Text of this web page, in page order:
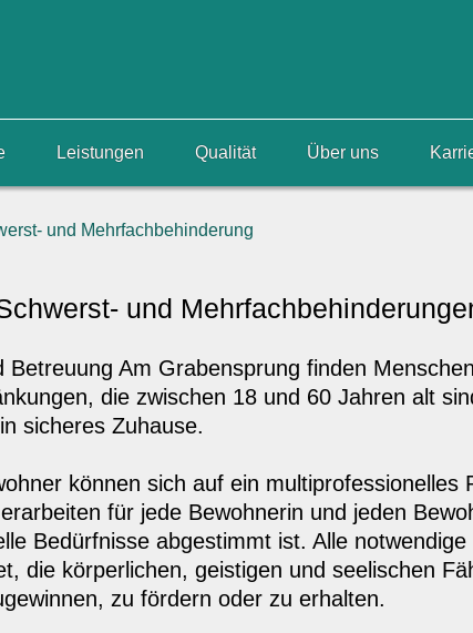
Leistungen Qualität Über uns
und Mehrfachbehinderung
und
Am Grabensprung finden
die zwischen 18 und 60 Jahren alt
sicheres Zuhause.
können sich auf ein multiprofessionelles
für jede Bewohnerin und jeden
Bedürfnisse abgestimmt ist. Alle
die körperlichen, geistigen und seelischen
zu fördern oder zu erhalten.